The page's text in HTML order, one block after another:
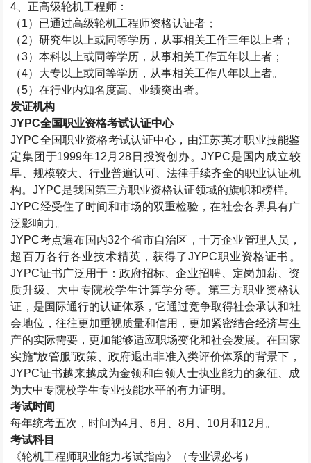
4 、正高级轮机工程师：
（1）已通过高级轮机工程师资格认证者；
（2）研究生以上或同等学历，从事相关工作三年以上者；
（3）本科以上或同等学历，从事相关工作五年以上者；
（4）大专以上或同等学历，从事相关工作八年以上者。
（5）在行业内知名度高、业绩突出者。
发证机构
JYPC全国职业资格考试认证中心
JYPC全国职业资格考试认证中心，由江苏英才职业技能鉴
定集团于1999年12 月 28 日投资创办。JYPC是国内成立较
早、规模较大、行业普遍认可、法律手续齐全的职业认证机
构。JYPC是我国第三方职业资格认证领域的旗帜和榜样。
JYPC经受住了时间和市场的双重检验，在社会各界具有广
泛影响力。
JYPC考点遍布国内32个省市自治区，十万企业管理人员，
超百万各行各业技术精英，获得了JYPC职业资格证书。
JYPC证书广泛用于：政府招标、企业招聘、定岗加薪、资
质升级、大中专院校学生计算学分等。第三方职业资格认
证，是国际通行的认证体系，它通过竞争取得社会承认和社
会地位，往往更加重视质量和信用，更加紧密结合经济与生
产的实际需要，更加能够适应职场变化和社会发展。在国家
实施“放管服”政策、政府退出非准入类评价体系的背景下，
JYPC证书越来越成为金领和白领人士执业能力的象征、成
为大中专院校学生专业技能水平的有力证明。
考试时间
每年统考五次，时间为4月、6月、8月、 10月和12 月。
考试科目
《轮机工程师职业能力考试指南》（专业课必考）